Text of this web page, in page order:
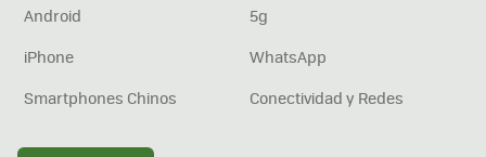
Android
5g
iPhone
WhatsApp
Smartphones Chinos
Conectividad y Redes